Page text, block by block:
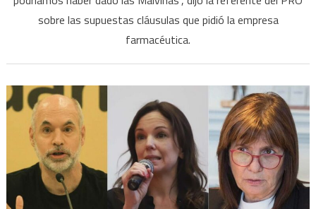
las
y
las
sobre las supuestas cláusulas que pidió la empresa
farmacéutica.